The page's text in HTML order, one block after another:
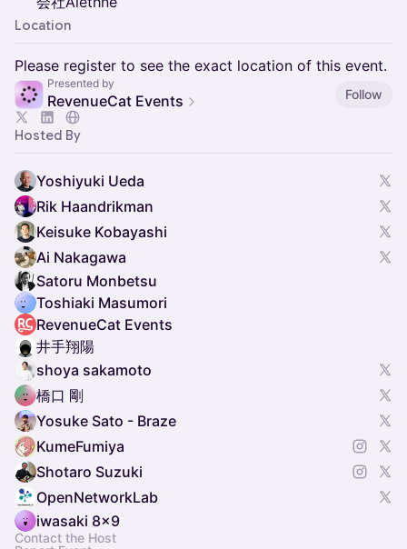
Location
Please register to see the exact location of this event.
Presented by
RevenueCat Events Follow
Hosted By
Yoshiyuki Ueda
Rik Haandrikman
Keisuke Kobayashi
Ai Nakagawa
Satoru Monbetsu
Toshiaki Masumori
RevenueCat Events
井手翔陽
shoya sakamoto
橋口 剛
Yosuke Sato - Braze
KumeFumiya
Shotaro Suzuki
OpenNetworkLab
iwasaki 8x9
Contact the Host